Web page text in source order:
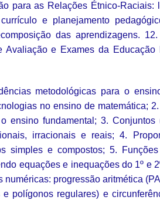
para as Relações Étnico-Raciais:
e planejamento
das aprendizagens.
e Exames da Educação
metodológicas para o
no ensino de matemática;
fundamental; 3. Conjuntos
irracionais e reais; 4.
simples e compostos; 5.
equações e inequações do 1º e
progressão aritmética
polígonos regulares) e